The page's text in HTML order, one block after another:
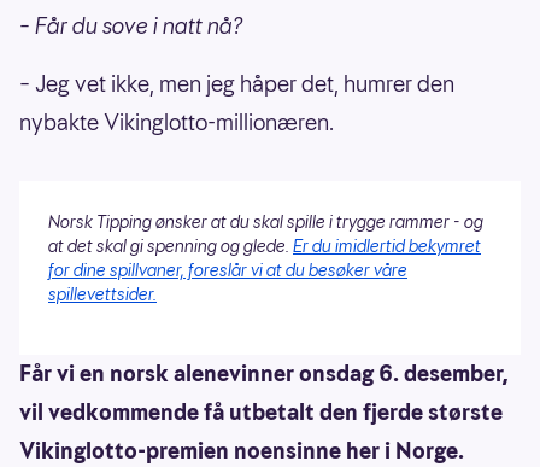
– Får du sove i natt nå?
– Jeg vet ikke, men jeg håper det, humrer den
nybakte Vikinglotto-millionæren.
Norsk Tipping ønsker at du skal spille i trygge rammer - og
at det skal gi spenning og glede. Er du imidlertid bekymret
for dine spillvaner, foreslår vi at du besøker våre
spillevettsider.
Får vi en norsk alenevinner onsdag 6. desember,
vil vedkommende få utbetalt den fjerde største
Vikinglotto-premien noensinne her i Norge.